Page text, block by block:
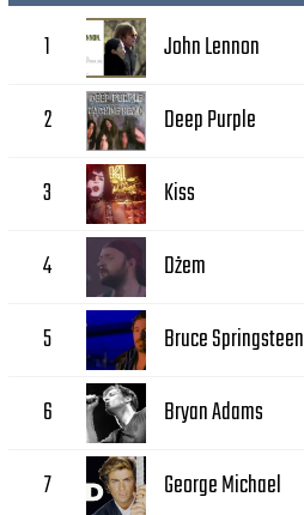
1 John Lennon
2 Deep Purple
3 Kiss
4 Dżem
5 Bruce Springsteen
6 Bryan Adams
7 George Michael